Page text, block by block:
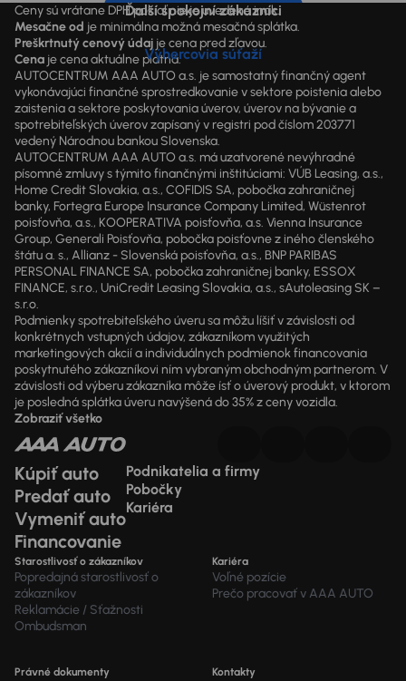
Ďalší spokojní zákazníci
Výhercovia súťaží
Ceny sú vrátane DPH pokiaľ nie je uvedené inak.
Mesačne od je minimálna možná mesačná splátka.
Preškrtnutý cenový údaj je cena pred zľavou.
Cena je cena aktuálne platná.
AUTOCENTRUM AAA AUTO a.s. je samostatný finančný agent
vykonávajúci finančné sprostredkovanie v sektore poistenia alebo
zaistenia a sektore poskytovania úverov, úverov na bývanie a
spotrebiteľských úverov zapísaný v registri pod číslom 203771
vedený Národnou bankou Slovenska.
AUTOCENTRUM AAA AUTO a.s. má uzatvorené nevýhradné
písomné zmluvy s týmito finančnými inštitúciami: VÚB Leasing, a.s.,
Home Credit Slovakia, a.s., COFIDIS SA, pobočka zahraničnej
banky, Fortegra Europe Insurance Company Limited, Wüstenrot
poisťovňa, a.s., KOOPERATIVA poisťovňa, a.s. Vienna Insurance
Group, Generali Poisťovňa, pobočka poisťovne z iného členského
štátu a. s., Allianz - Slovenská poisťovňa, a.s., BNP PARIBAS
PERSONAL FINANCE SA, pobočka zahraničnej banky, ESSOX
FINANCE, s.r.o., UniCredit Leasing Slovakia, a.s., sAutoleasing SK –
s.r.o.
Podmienky spotrebiteľského úveru sa môžu líšiť v závislosti od
konkrétnych vstupných údajov, zákazníkom využitých
marketingových akcií a individuálnych podmienok financovania
poskytnutého zákazníkovi ním vybraným obchodným partnerom. V
závislosti od výberu zákazníka môže ísť o úverový produkt, v ktorom
je posledná splátka úveru navýšená do 35% z ceny vozidla.
Zobraziť všetko
Kúpiť auto
Predať auto
Vymeniť auto
Financovanie
Podnikatelia a firmy
Pobočky
Kariéra
Starostlivosť o zákazníkov
Popredajná starostlivosť o
zákazníkov
Reklamácie / Sťažnosti
Ombudsman
Kariéra
Voľné pozície
Prečo pracovať v AAA AUTO
Právné dokumenty Kontakty